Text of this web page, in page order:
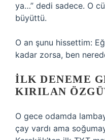
ya…” dedi sadece. O
büyüttü.
O an şunu hissettim:
kadar zorsa, ben
İLK DENEME
KIRILAN
O gece odamda
çay vardı ama